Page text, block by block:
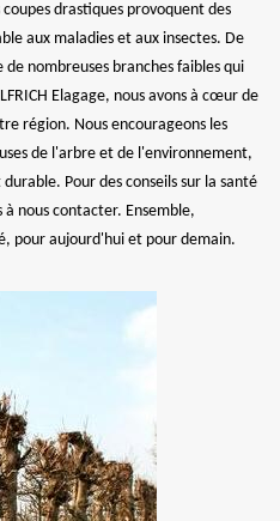
drastiques provoquent des
aux maladies et aux insectes. De
nombreuses branches faibles qui
Elagage, nous avons à cœur de
région. Nous encourageons les
de l'arbre et de l'environnement,
Pour des conseils sur la santé
nous contacter. Ensemble,
pour aujourd'hui et pour demain.